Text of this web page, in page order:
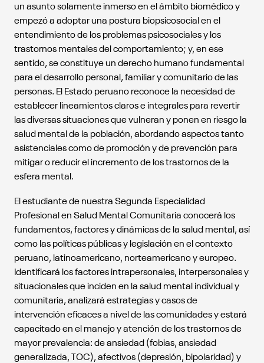
un asunto solamente inmerso en el ámbito biomédico y
empezó a adoptar una postura biopsicosocial en el
entendimiento de los problemas psicosociales y los
trastornos mentales del comportamiento; y, en ese
sentido, se constituye un derecho humano fundamental
para el desarrollo personal, familiar y comunitario de las
personas. El Estado peruano reconoce la necesidad de
establecer lineamientos claros e integrales para revertir
las diversas situaciones que vulneran y ponen en riesgo la
salud mental de la población, abordando aspectos tanto
asistenciales como de promoción y de prevención para
mitigar o reducir el incremento de los trastornos de la
esfera mental.
El estudiante de nuestra Segunda Especialidad
Profesional en Salud Mental Comunitaria conocerá los
fundamentos, factores y dinámicas de la salud mental, así
como las políticas públicas y legislación en el contexto
peruano, latinoamericano, norteamericano y europeo.
Identificará los factores intrapersonales, interpersonales y
situacionales que inciden en la salud mental individual y
comunitaria, analizará estrategias y casos de
intervención eficaces a nivel de las comunidades y estará
capacitado en el manejo y atención de los trastornos de
mayor prevalencia: de ansiedad (fobias, ansiedad
generalizada, TOC), afectivos (depresión, bipolaridad) y